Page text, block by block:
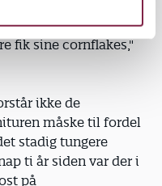
og de store
Emilie på fem
fik sine cornflakes,"
ikke de
måske til fordel
stadig tungere
ti år siden var der i
på